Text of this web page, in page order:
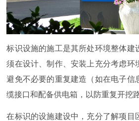
标识设施的施工是其所处环境整体建
须在设计、制作、安装上充分考虑环
避免不必要的重复建造（如在电子信
缆接口和配备供电箱，以防重复开挖
在标识的设施建设中，充分了解项目